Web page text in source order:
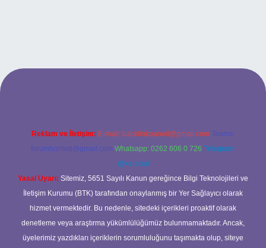
Reklam ve İletişim: E-mail: backlinkpaneli@gmail.com Teams:
forumhizmeti@gmail.com Whatsapp: 0262 606 0 726 Telegram:
@karabul
Yasal Uyarı: Sitemiz, 5651 Sayılı Kanun gereğince Bilgi Teknolojileri ve
İletişim Kurumu (BTK) tarafından onaylanmış bir Yer Sağlayıcı olarak
hizmet vermektedir. Bu nedenle, sitedeki içerikleri proaktif olarak
denetleme veya araştırma yükümlülüğümüz bulunmamaktadır. Ancak,
üyelerimiz yazdıkları içeriklerin sorumluluğunu taşımakta olup, siteye